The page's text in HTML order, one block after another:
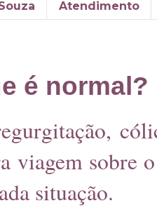
Atendimento
é normal?
viagem sobre
situação.